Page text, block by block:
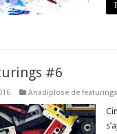
#6
Anadiplose de featurings